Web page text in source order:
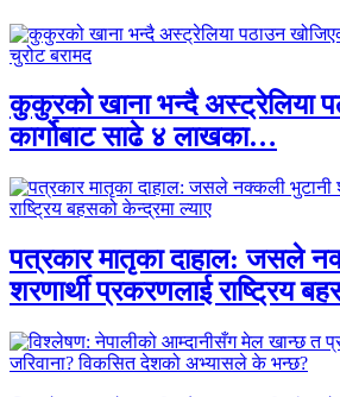
कुकुरको खाना भन्दै अस्ट्रेलिया
कार्गोबाट साढे ४ लाखका…
पत्रकार मातृका दाहाल: जसले
शरणार्थी प्रकरणलाई राष्ट्रिय